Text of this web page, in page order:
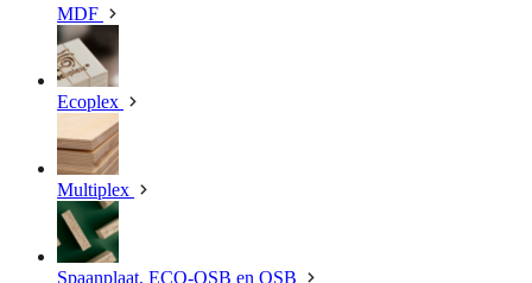
MDF
Ecoplex
Multiplex
Spaanplaat, ECO-OSB en OSB